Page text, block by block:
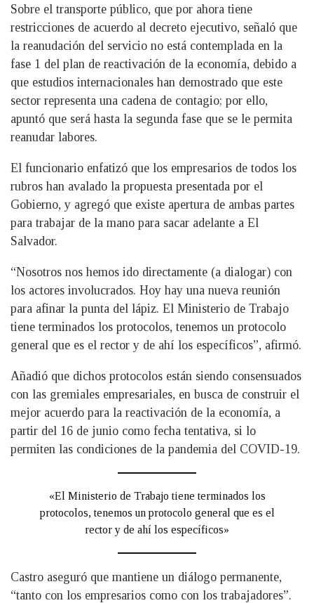
Sobre el transporte público, que por ahora tiene
restricciones de acuerdo al decreto ejecutivo, señaló que
la reanudación del servicio no está contemplada en la
fase 1 del plan de reactivación de la economía, debido a
que estudios internacionales han demostrado que este
sector representa una cadena de contagio; por ello,
apuntó que será hasta la segunda fase que se le permita
reanudar labores.
El funcionario enfatizó que los empresarios de todos los
rubros han avalado la propuesta presentada por el
Gobierno, y agregó que existe apertura de ambas partes
para trabajar de la mano para sacar adelante a El
Salvador.
“Nosotros nos hemos ido directamente (a dialogar) con
los actores involucrados. Hoy hay una nueva reunión
para afinar la punta del lápiz. El Ministerio de Trabajo
tiene terminados los protocolos, tenemos un protocolo
general que es el rector y de ahí los específicos”, afirmó.
Añadió que dichos protocolos están siendo consensuados
con las gremiales empresariales, en busca de construir el
mejor acuerdo para la reactivación de la economía, a
partir del 16 de junio como fecha tentativa, si lo
permiten las condiciones de la pandemia del COVID-19.
«El Ministerio de Trabajo tiene terminados los
protocolos, tenemos un protocolo general que es el
rector y de ahí los específicos»
Castro aseguró que mantiene un diálogo permanente,
“tanto con los empresarios como con los trabajadores”.